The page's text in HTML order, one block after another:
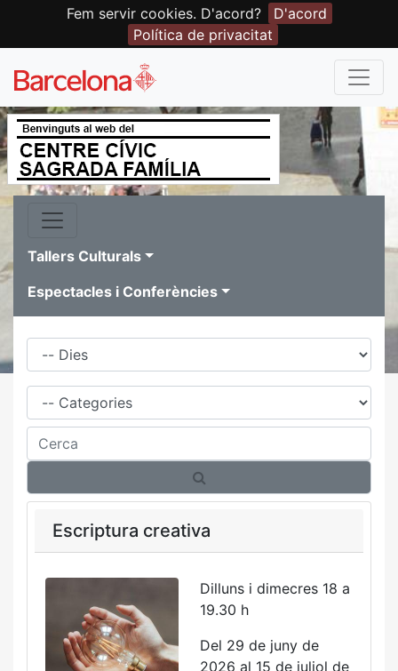
Fem servir cookies. D'acord?
D'acord
Política de privacitat
Tallers Culturals
Espectacles i Conferències
Dies
Família
Cerca
Escriptura creativa
Dilluns i dimecres 18 a
19.30 h
Del 29 de juny de
2026 al 15 de juliol de